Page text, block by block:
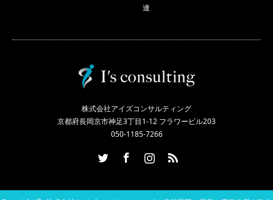
連
株式会社アイズコンサルティング
京都府長岡京市神足3丁目1-12 フラワービル203
050-1185-7266
InstagramRSS